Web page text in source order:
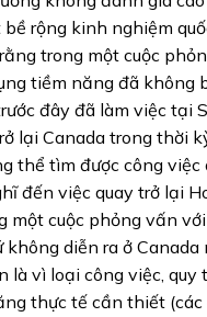
bề rộng kinh nghiệm
trong một cuộc
tiềm năng đã không
đây đã làm việc tại
lại Canada trong thời
thể tìm được công việc
đến việc quay trở lại
một cuộc phỏng vấn
không diễn ra ở
là vì loại công việc, quy
thực tế cần thiết (các